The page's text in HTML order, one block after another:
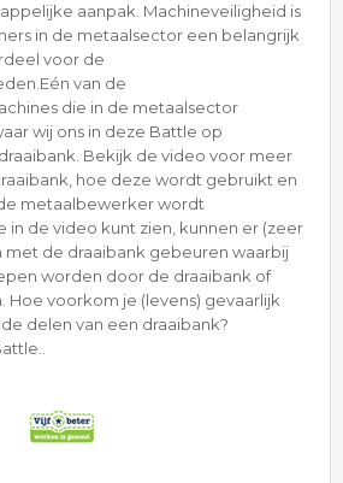
aanpak. Machineveiligheid is
in de metaalsector een belangrijk
voor de
van de
die in de metaalsector
wij ons in deze Battle op
Bekijk de video voor meer
hoe deze wordt gebruikt en
metaalbewerker wordt
in de video kunt zien, kunnen er (zeer
met de draaibank gebeuren waarbij
worden door de draaibank of
Hoe voorkom je (levens) gevaarlijk
delen van een draaibank?